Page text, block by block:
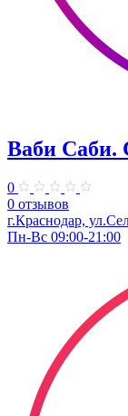
Ваби Саби.
0
0 отзывов
г.Краснодар,
Пн-Вс 09:00-21:00